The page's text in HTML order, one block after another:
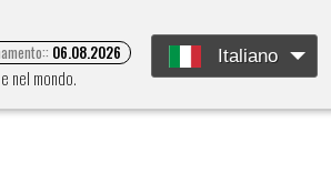
nel mondo.
06.08.2026 Italiano